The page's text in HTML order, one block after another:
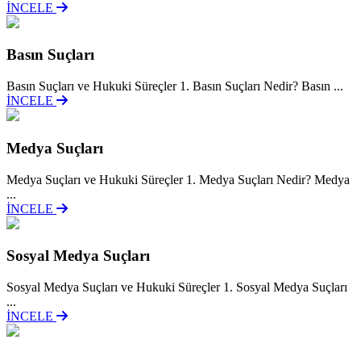
İNCELE
Basın Suçları
Basın Suçları ve Hukuki Süreçler 1. Basın Suçları Nedir? Basın ...
İNCELE
Medya Suçları
Medya Suçları ve Hukuki Süreçler 1. Medya Suçları Nedir? Medya
...
İNCELE
Sosyal Medya Suçları
Sosyal Medya Suçları ve Hukuki Süreçler 1. Sosyal Medya Suçları
...
İNCELE